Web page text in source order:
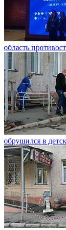
область
обрушился в